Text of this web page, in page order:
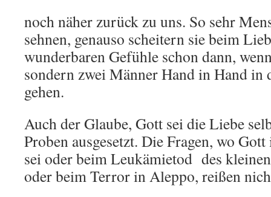
noch näher zurück zu uns. So sehr
sehnen, genauso scheitern sie beim
wunderbaren Gefühle schon dann,
sondern zwei Männer Hand in Hand in
gehen.
Auch der Glaube, Gott sei die Liebe
Proben ausgesetzt. Die Fragen, wo
sei oder beim Leukämietod des
oder beim Terror in Aleppo, reißen